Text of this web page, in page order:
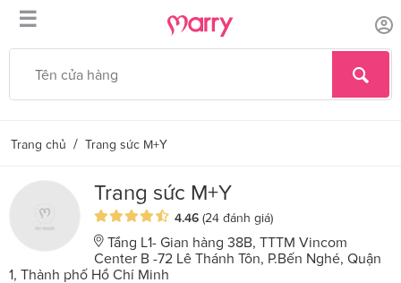
☰
Trang chủ / Trang sức M+Y
Trang sức M+Y
4.46 (24 đánh giá)
Tầng L1- Gian hàng 38B, TTTM Vincom
Center B -72 Lê Thánh Tôn, P.Bến Nghé, Quận
1, Thành phố Hồ Chí Minh